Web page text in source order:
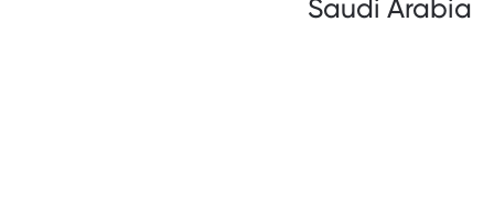
Saudi Arabia